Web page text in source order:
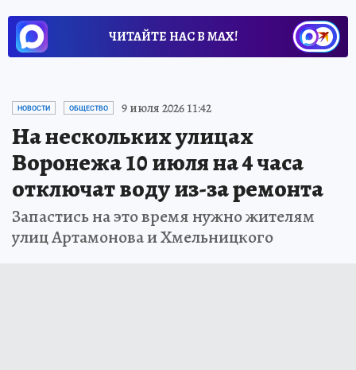
ЧИТАЙТЕ НАС В МАХ!
НОВОСТИ ОБЩЕСТВО 9 июля 2026 11:42
На нескольких улицах
Воронежа 10 июля на 4 часа
отключат воду из-за ремонта
Запастись на это время нужно жителям
улиц Артамонова и Хмельницкого